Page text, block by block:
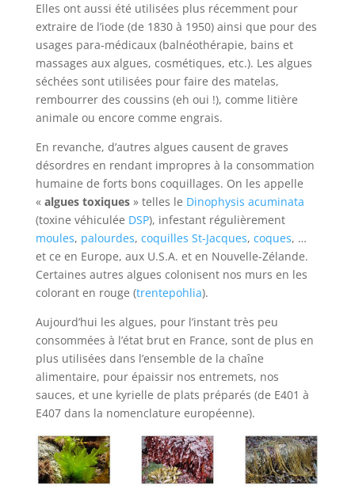
Elles ont aussi été utilisées plus récemment pour
extraire de l’iode (de 1830 à 1950) ainsi que pour des
usages para-médicaux (balnéothérapie, bains et
massages aux algues, cosmétiques, etc.). Les algues
séchées sont utilisées pour faire des matelas,
rembourrer des coussins (eh oui !), comme litière
animale ou encore comme engrais.
En revanche, d’autres algues causent de graves
désordres en rendant impropres à la consommation
humaine de forts bons coquillages. On les appelle
« algues toxiques» telles le Dinophysis acuminata
(toxine véhiculée DSP), infestant régulièrement
moules, palourdes, coquilles St-Jacques, coques, …
et ce en Europe, aux U.S.A. et en Nouvelle-Zélande.
Certaines autres algues colonisent nos murs en les
colorant en rouge (trentepohlia).
Aujourd’hui les algues, pour l’instant très peu
consommées à l’état brut en France, sont de plus en
plus utilisées dans l’ensemble de la chaîne
alimentaire, pour épaissir nos entremets, nos
sauces, et une kyrielle de plats préparés (de E401 à
E407 dans la nomenclature européenne).